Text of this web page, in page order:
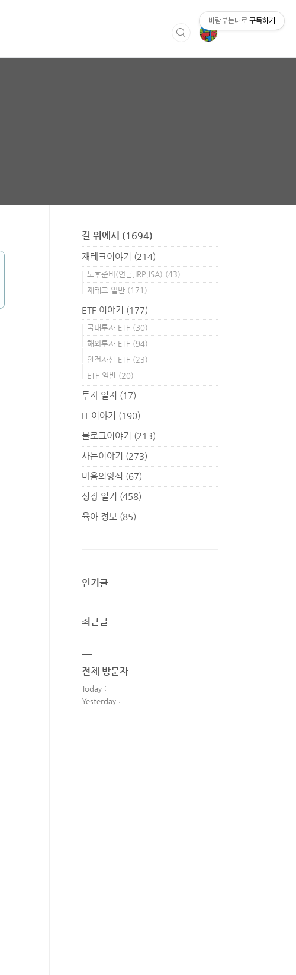
길 위에서 (1694)
재테크이야기 (214)
노후준비(연금,IRP,ISA) (43)
재테크 일반 (171)
ETF 이야기 (177)
국내투자 ETF (30)
해외투자 ETF (94)
안전자산 ETF (23)
ETF 일반 (20)
투자 일지 (17)
IT 이야기 (190)
블로그이야기 (213)
사는이야기 (273)
마음의양식 (67)
성장 일기 (458)
육아 정보 (85)
인기글
최근글
전체 방문자
Today :
Yesterday :
바람부는대로 구독하기